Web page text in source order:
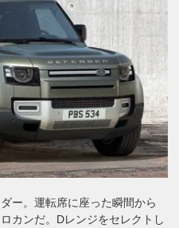
ー。運転席に座った瞬間から
カンだ。Dレンジをセレクトし